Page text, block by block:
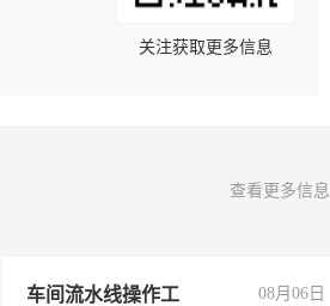
关注获取更多信息
查看更多信息
车间流水线操作工 08月06日